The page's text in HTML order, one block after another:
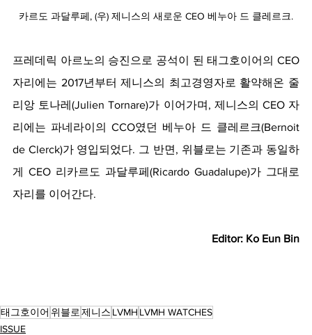
카르도 과달루페, (우) 제니스의 새로운 CEO 베누아 드 클레르크.
프레데릭 아르노의 승진으로 공석이 된 태그호이어의 CEO
자리에는 2017년부터 제니스의 최고경영자로 활약해온 줄
리앙 토나레(Julien Tornare)가 이어가며, 제니스의 CEO 자
리에는 파네라이의 CCO였던 베누아 드 클레르크(Bernoit
de Clerck)가 영입되었다. 그 반면, 위블로는 기존과 동일하
게 CEO 리카르도 과달루페(Ricardo Guadalupe)가 그대로
자리를 이어간다.
Editor: Ko Eun Bin
태그호이어 위블로 제니스 LVMH LVMH WATCHES
ISSUE